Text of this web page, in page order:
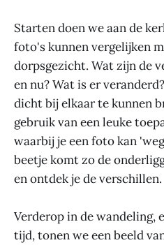
Starten doen we aan de
foto's kunnen vergelijken
dorpsgezicht. Wat zijn de
en nu? Wat is er
dicht bij elkaar te kunnen
gebruik van een leuke
waarbij je een foto kan
beetje komt zo de
en ontdek je de verschillen.
Verderop in de wandeling,
tijd, tonen we een beeld